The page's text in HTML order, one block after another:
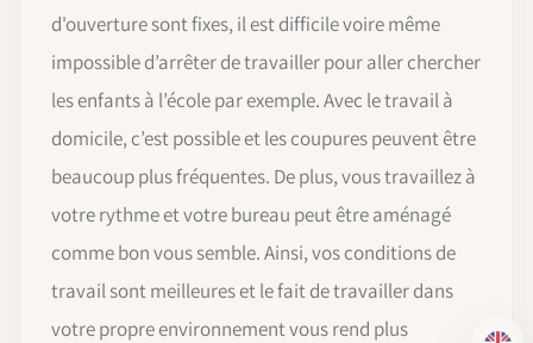
d'ouverture sont fixes, il est difficile voire même
impossible d’arrêter de travailler pour aller chercher
les enfants à l’école par exemple. Avec le travail à
domicile, c’est possible et les coupures peuvent être
beaucoup plus fréquentes. De plus, vous travaillez à
votre rythme et votre bureau peut être aménagé
comme bon vous semble. Ainsi, vos conditions de
travail sont meilleures et le fait de travailler dans
votre propre environnement vous rend plus